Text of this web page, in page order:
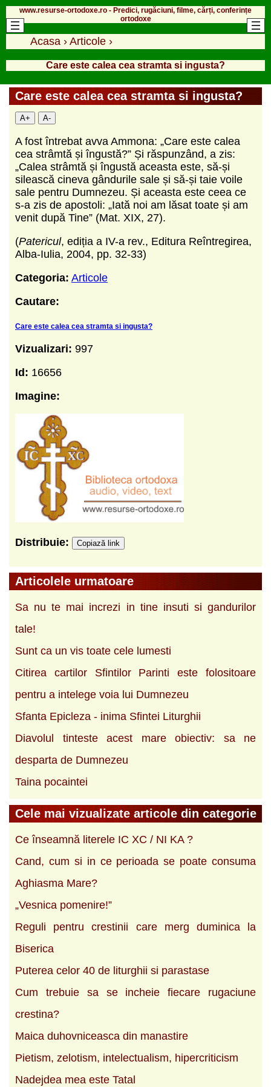
www.resurse-ortodoxe.ro - Predici, rugăciuni, filme, cărți, conferințe
ortodoxe
Acasa › Articole ›
Care este calea cea stramta si ingusta?
Care este calea cea stramta si ingusta?
A+ A-
A fost întrebat avva Ammona: „Care este calea
cea strâmtă și îngustă?” Și răspunzând, a zis:
„Calea strâmtă și îngustă aceasta este, să-și
silească cineva gândurile sale și să-și taie voile
sale pentru Dumnezeu. Și aceasta este ceea ce
s-a zis de apostoli: „Iată noi am lăsat toate și am
venit după Tine” (Mat. XIX, 27).
(Patericul, ediția a IV-a rev., Editura Reîntregirea,
Alba-Iulia, 2004, pp. 32-33)
Categoria: Articole
Cautare:
Care este calea cea stramta si ingusta?
Vizualizari: 997
Id: 16656
Imagine:
Distribuie: Copiază link
Articolele urmatoare
Sa nu te mai increzi in tine insuti si gandurilor
tale!
Sunt ca un vis toate cele lumesti
Citirea cartilor Sfintilor Parinti este folositoare
pentru a intelege voia lui Dumnezeu
Sfanta Epicleza - inima Sfintei Liturghii
Diavolul tinteste acest mare obiectiv: sa ne
desparta de Dumnezeu
Taina pocaintei
Cele mai vizualizate articole din categorie
Ce înseamnă literele IC XC / NI KA ?
Cand, cum si in ce perioada se poate consuma
Aghiasma Mare?
„Vesnica pomenire!”
Reguli pentru crestinii care merg duminica la
Biserica
Puterea celor 40 de liturghii si parastase
Cum trebuie sa se incheie fiecare rugaciune
crestina?
Maica duhovniceasca din manastire
Pietism, zelotism, intelectualism, hipercriticism
Nadejdea mea este Tatal